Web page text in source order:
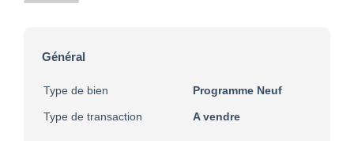
Général
Type de bien Programme Neuf
Type de transaction A vendre